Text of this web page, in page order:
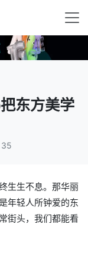
东方美学
35
生生不息。那华丽
年轻人所钟爱的东
街头，我们都能看